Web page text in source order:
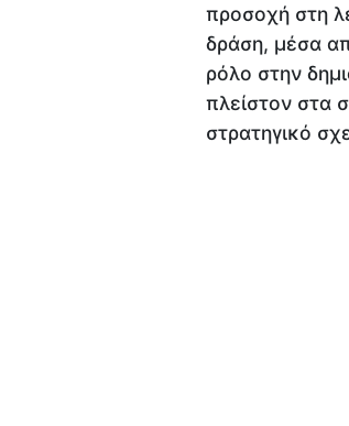
προσοχή στη
δράση, μέσα
ρόλο στην
πλείστον στα
στρατηγικό